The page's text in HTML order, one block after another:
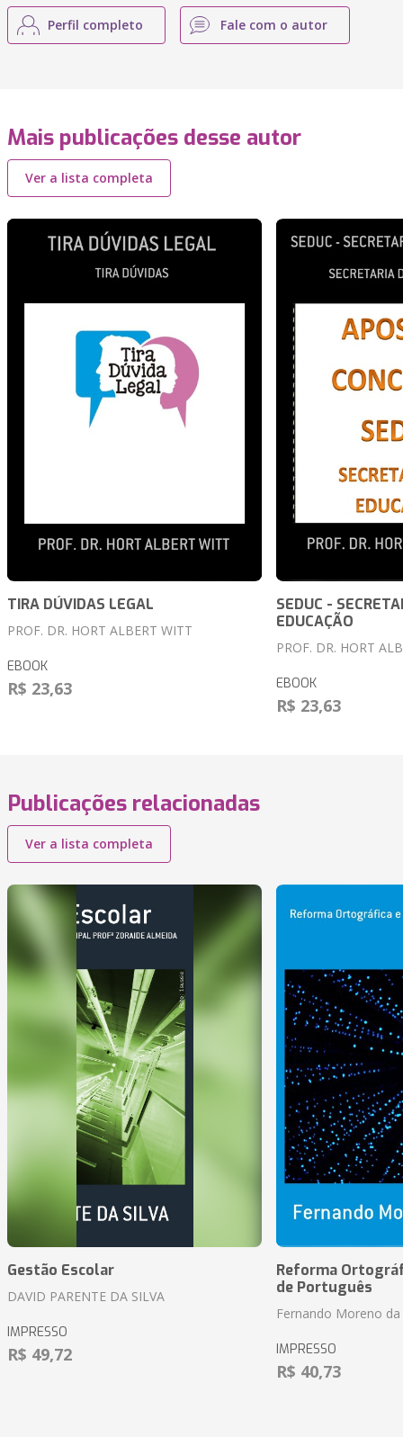
Perfil completo Fale com o autor
Mais publicações desse autor
Ver a lista completa
TIRA DÚVIDAS LEGAL
PROF. DR. HORT ALBERT WITT
EBOOK
R$ 23,63
SEDUC -
EDUCAÇÃO
PROF. DR. HORT
EBOOK
R$ 23,63
Publicações relacionadas
Ver a lista completa
Gestão Escolar
DAVID PARENTE DA SILVA
IMPRESSO
R$ 49,72
Reforma
de Português
Fernando Moreno da
IMPRESSO
R$ 40,73